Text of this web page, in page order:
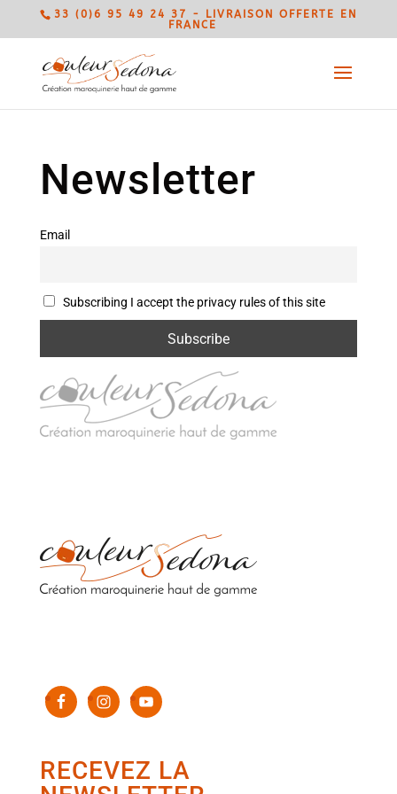
33 (0)6 95 49 24 37 - LIVRAISON OFFERTE EN
FRANCE
Newsletter
Email
Subscribing I accept the privacy rules of this site
RECEVEZ LA